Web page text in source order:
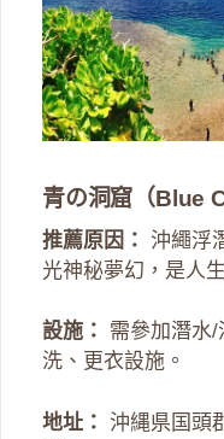
青の洞窟（Blue
推薦原因：
沖繩浮
光神秘夢幻，是人
設施：
需參加潛水
洗、更衣設施。
地址： 沖縄県国頭